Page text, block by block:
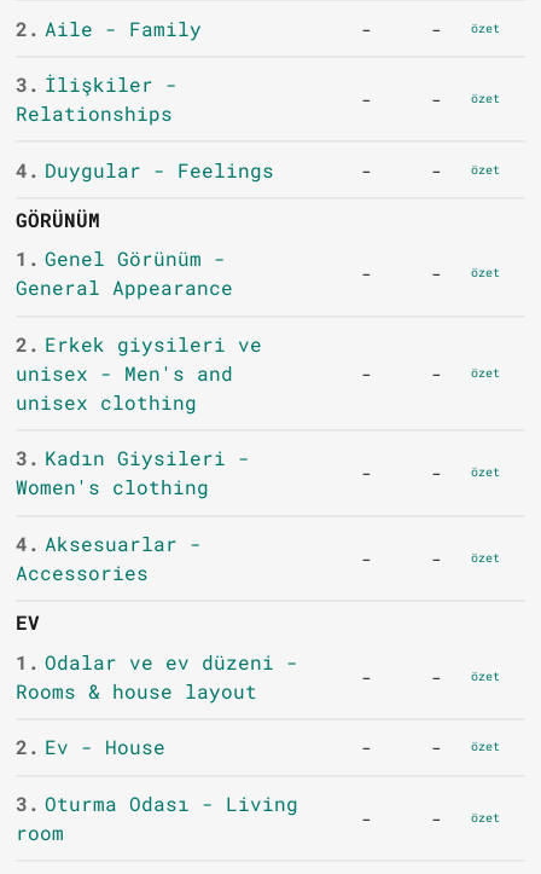
2. Aile - Family - - özet
3. İlişkiler -
Relationships
- - özet
4. Duygular - Feelings - - özet
GÖRÜNÜM
1. Genel Görünüm -
General Appearance
- - özet
2. Erkek giysileri ve
unisex - Men's and
unisex clothing
- - özet
3. Kadın Giysileri -
Women's clothing
- - özet
4. Aksesuarlar -
Accessories
- - özet
EV
1. Odalar ve ev düzeni -
Rooms & house layout
- - özet
2. Ev - House - - özet
3. Oturma Odası - Living
room
- - özet